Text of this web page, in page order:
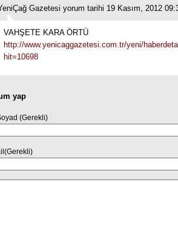
Gazetesi yorum tarihi 19 Kasım, 2012
VAHŞETE KARA ÖRTÜ
http://www.yenicaggazetesi.com.tr/yeni/
hit=10698
yap
(Gerekli)